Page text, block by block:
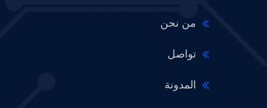
من نحن
تواصل
المدونة